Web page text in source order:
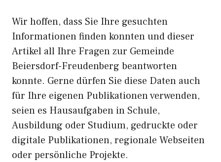
Wir hoffen, dass Sie Ihre gesuchten
Informationen finden konnten und dieser
Artikel all Ihre Fragen zur Gemeinde
Beiersdorf-Freudenberg beantworten
konnte. Gerne dürfen Sie diese Daten auch
für Ihre eigenen Publikationen verwenden,
seien es Hausaufgaben in Schule,
Ausbildung oder Studium, gedruckte oder
digitale Publikationen, regionale Webseiten
oder persönliche Projekte.